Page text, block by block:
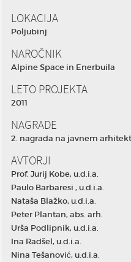
LOKACIJA
Poljubinj
NAROČNIK
Alpine Space in Enerbuila
LETO PROJEKTA
2011
NAGRADE
2. nagrada na javnem
AVTORJI
Prof. Jurij Kobe, u.d.i.a.
Paulo Barbaresi , u.d.i.a.
Nataša Blažko, u.d.i.a.
Peter Plantan, abs. arh.
Urša Podlipnik, u.d.i.a.
Ina Radšel, u.d.i.a.
Nina Tešanović, u.d.i.a.